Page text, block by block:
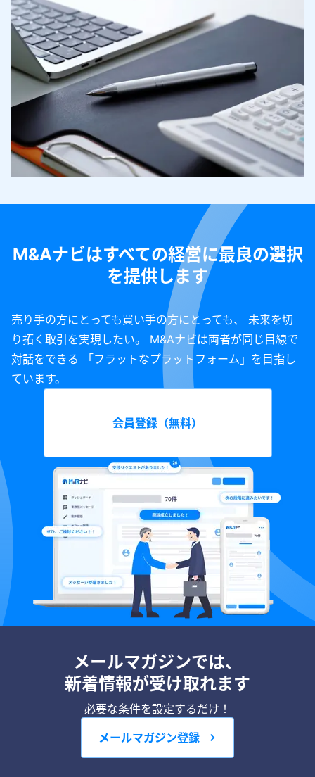
M&Aナビはすべての経営に最良の選択
を提供します
売り手の方にとっても買い手の方にとっても、 未来を切
り拓く取引を実現したい。 M&Aナビは両者が同じ目線で
対話をできる 「フラットなプラットフォーム」を目指し
ています。
会員登録（無料）
メールマガジンでは、
新着情報が受け取れます
必要な条件を設定するだけ！
メールマガジン登録